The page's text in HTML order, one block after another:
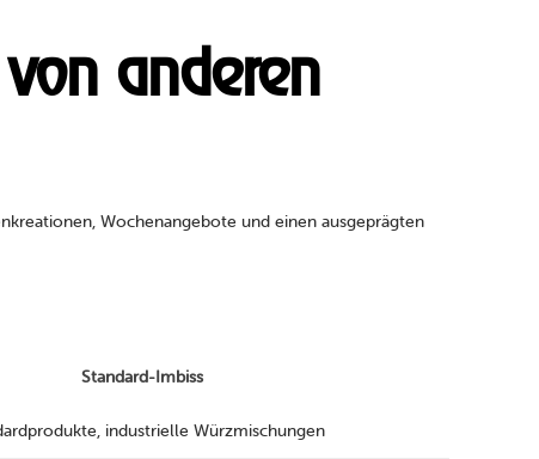
anderen
Wochenangebote und einen ausgeprägten
Standard-Imbiss
industrielle Würzmischungen